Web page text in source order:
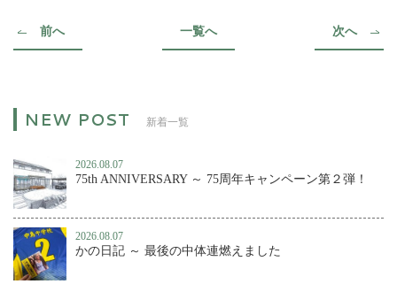
前へ 一覧へ 次へ
新着一覧
2026.08.07
75th ANNIVERSARY ～ 75周年キャンペーン第２弾！
2026.08.07
かの日記 ～ 最後の中体連燃えました